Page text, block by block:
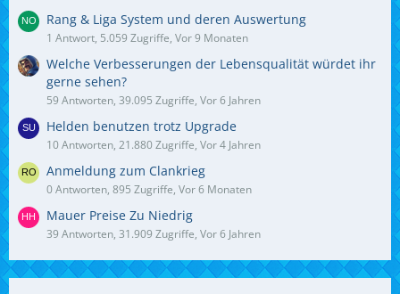
Rang & Liga System und deren Auswertung
1 Antwort, 5.059 Zugriffe, Vor 9 Monaten
Welche Verbesserungen der Lebensqualität würdet ihr
gerne sehen?
59 Antworten, 39.095 Zugriffe, Vor 6 Jahren
Helden benutzen trotz Upgrade
10 Antworten, 21.880 Zugriffe, Vor 4 Jahren
Anmeldung zum Clankrieg
0 Antworten, 895 Zugriffe, Vor 6 Monaten
Mauer Preise Zu Niedrig
39 Antworten, 31.909 Zugriffe, Vor 6 Jahren